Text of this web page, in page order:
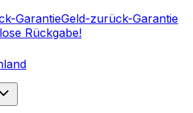
GarantieGeld-zurück-Garantie
Rückgabe!